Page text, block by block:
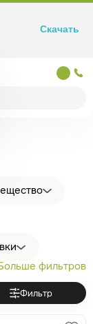
фильтров
Фильтр
Скачать